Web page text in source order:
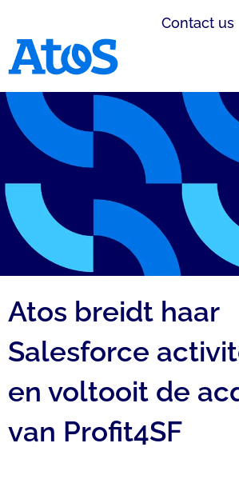
Contact us
Atos breidt haar
Salesforce
en voltooit de
van Profit4SF